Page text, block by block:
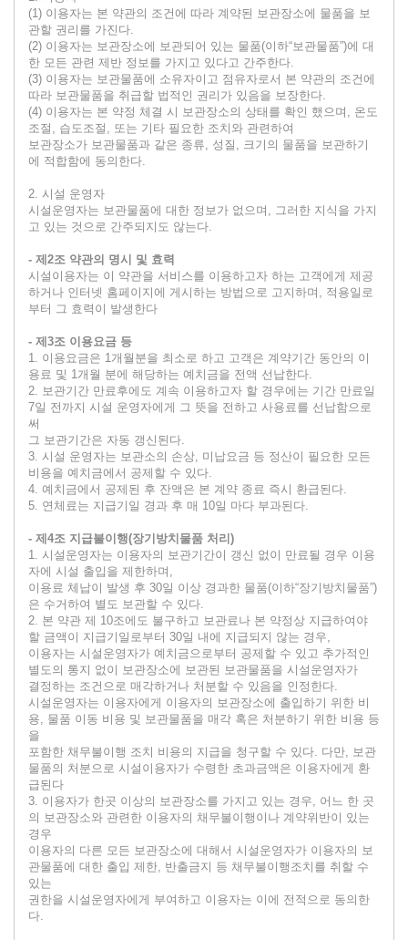
(1) 이용자는 본 약관의 조건에 따라 계약된 보관장소에 물품을 보
관할 권리를 가진다.
(2) 이용자는 보관장소에 보관되어 있는 물품(이하“보관물품”)에 대
한 모든 관련 제반 정보를 가지고 있다고 간주한다.
(3) 이용자는 보관물품에 소유자이고 점유자로서 본 약관의 조건에
따라 보관물품을 취급할 법적인 권리가 있음을 보장한다.
(4) 이용자는 본 약정 체결 시 보관장소의 상태를 확인 했으며, 온도
조절, 습도조절, 또는 기타 필요한 조치와 관련하여
보관장소가 보관물품과 같은 종류, 성질, 크기의 물품을 보관하기
에 적합함에 동의한다.
2. 시설 운영자
시설운영자는 보관물품에 대한 정보가 없으며, 그러한 지식을 가지
고 있는 것으로 간주되지도 않는다.
- 제2조 약관의 명시 및 효력
시설이용자는 이 약관을 서비스를 이용하고자 하는 고객에게 제공
하거나 인터넷 홈페이지에 게시하는 방법으로 고지하며, 적용일로
부터 그 효력이 발생한다
- 제3조 이용요금 등
1. 이용요금은 1개월분을 최소로 하고 고객은 계약기간 동안의 이
용료 및 1개월 분에 해당하는 예치금을 전액 선납한다.
2. 보관기간 만료후에도 계속 이용하고자 할 경우에는 기간 만료일
7일 전까지 시설 운영자에게 그 뜻을 전하고 사용료를 선납함으로
써
그 보관기간은 자동 갱신된다.
3. 시설 운영자는 보관소의 손상, 미납요금 등 정산이 필요한 모든
비용을 예치금에서 공제할 수 있다.
4. 예치금에서 공제된 후 잔액은 본 계약 종료 즉시 환급된다.
5. 연체료는 지급기일 경과 후 매 10일 마다 부과된다.
- 제4조 지급불이행(장기방치물품 처리)
1. 시설운영자는 이용자의 보관기간이 갱신 없이 만료될 경우 이용
자에 시설 출입을 제한하며,
이용료 체납이 발생 후 30일 이상 경과한 물품(이하“장기방치물품”)
은 수거하여 별도 보관할 수 있다.
2. 본 약관 제 10조에도 불구하고 보관료나 본 약정상 지급하여야
할 금액이 지급기일로부터 30일 내에 지급되지 않는 경우,
이용자는 시설운영자가 예치금으로부터 공제할 수 있고 추가적인
별도의 통지 없이 보관장소에 보관된 보관물품을 시설운영자가
결정하는 조건으로 매각하거나 처분할 수 있음을 인정한다.
시설운영자는 이용자에게 이용자의 보관장소에 출입하기 위한 비
용, 물품 이동 비용 및 보관물품을 매각 혹은 처분하기 위한 비용 등
을
포함한 채무불이행 조치 비용의 지급을 청구할 수 있다. 다만, 보관
물품의 처분으로 시설이용자가 수령한 초과금액은 이용자에게 환
급된다
3. 이용자가 한곳 이상의 보관장소를 가지고 있는 경우, 어느 한 곳
의 보관장소와 관련한 이용자의 채무불이행이나 계약위반이 있는
경우
이용자의 다른 모든 보관장소에 대해서 시설운영자가 이용자의 보
관물품에 대한 출입 제한, 반출금지 등 채무불이행조치를 취할 수
있는
권한을 시설운영자에게 부여하고 이용자는 이에 전적으로 동의한
다.